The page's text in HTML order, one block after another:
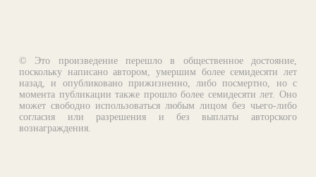
© Это произведение перешло в общественное достояние,
поскольку написано автором, умершим более семидесяти лет
назад, и опубликовано прижизненно, либо посмертно, но с
момента публикации также прошло более семидесяти лет. Оно
может свободно использоваться любым лицом без чьего-либо
согласия или разрешения и без выплаты авторского
вознаграждения.